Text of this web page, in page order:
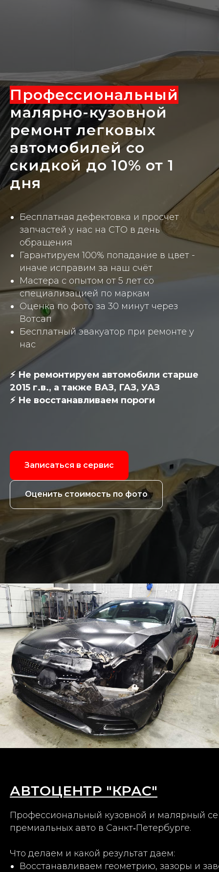
Профессиональный
малярно-кузовной
ремонт легковых
автомобилей со
скидкой до 10% от 1
дня
Бесплатная дефектовка и просчет
запчастей у нас на СТО в день
обращения
Гарантируем 100% попадание в цвет -
иначе исправим за наш счёт
Мастера с опытом от 5 лет со
специализацией по маркам
Оценка по фото за 30 минут через
Вотсап
Бесплатный эвакуатор при ремонте у
нас
⚡ Не ремонтируем автомобили старше
2015 г.в., а также ВАЗ, ГАЗ, УАЗ
⚡ Не восстанавливаем пороги
Записаться в сервис
Оценить стоимость по фото
АВТОЦЕНТР "КРАС"
Профессиональный кузовной и малярный
премиальных авто в Санкт‑Петербурге.
Что делаем и какой результат даем:
Восстанавливаем геометрию, зазоры и